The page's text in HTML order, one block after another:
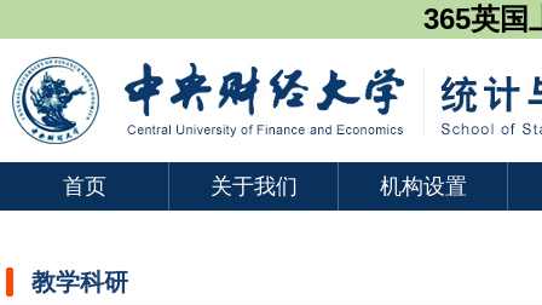
365英国
首页 关于我们 机构设置
教学科研